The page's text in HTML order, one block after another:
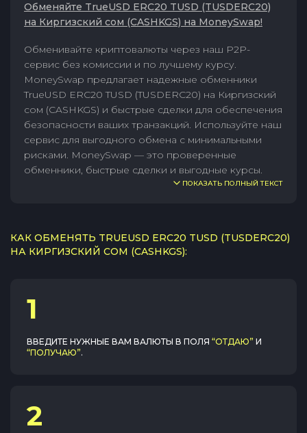
Обменяйте TrueUSD ERC20 TUSD (TUSDERC20)
на Киргизский сом (CASHKGS) на MoneySwap!
Обменивайте криптовалюты через наш P2P-
сервис без комиссии и по лучшему курсу.
MoneySwap предлагает надежные обменники
TrueUSD ERC20 TUSD (TUSDERC20) на Киргизский
сом (CASHKGS) и быстрые сделки для обеспечения
безопасности ваших транзакций. Используйте наш
сервис для выгодного обмена с минимальными
рисками. MoneySwap — это проверенные
обменники, быстрые сделки и выгодные курсы.
ПОКАЗАТЬ ПОЛНЫЙ ТЕКСТ
КАК ОБМЕНЯТЬ TRUEUSD ERC20 TUSD (TUSDERC20)
НА КИРГИЗСКИЙ СОМ (CASHKGS):
1
ВВЕДИТЕ НУЖНЫЕ ВАМ ВАЛЮТЫ В ПОЛЯ “ОТДАЮ” И
“ПОЛУЧАЮ”.
2